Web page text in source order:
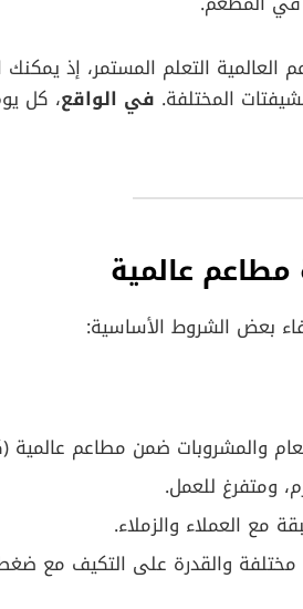
العالمية التعلم المستمر، إذ
المختلفة. في الواقع، كل
عالمية
بعض الشروط الأساسية:
والمشروبات ضمن مطاعم عالمية
ومتفرغ للعمل.
مع العملاء والزملاء.
والقدرة على التكيف مع